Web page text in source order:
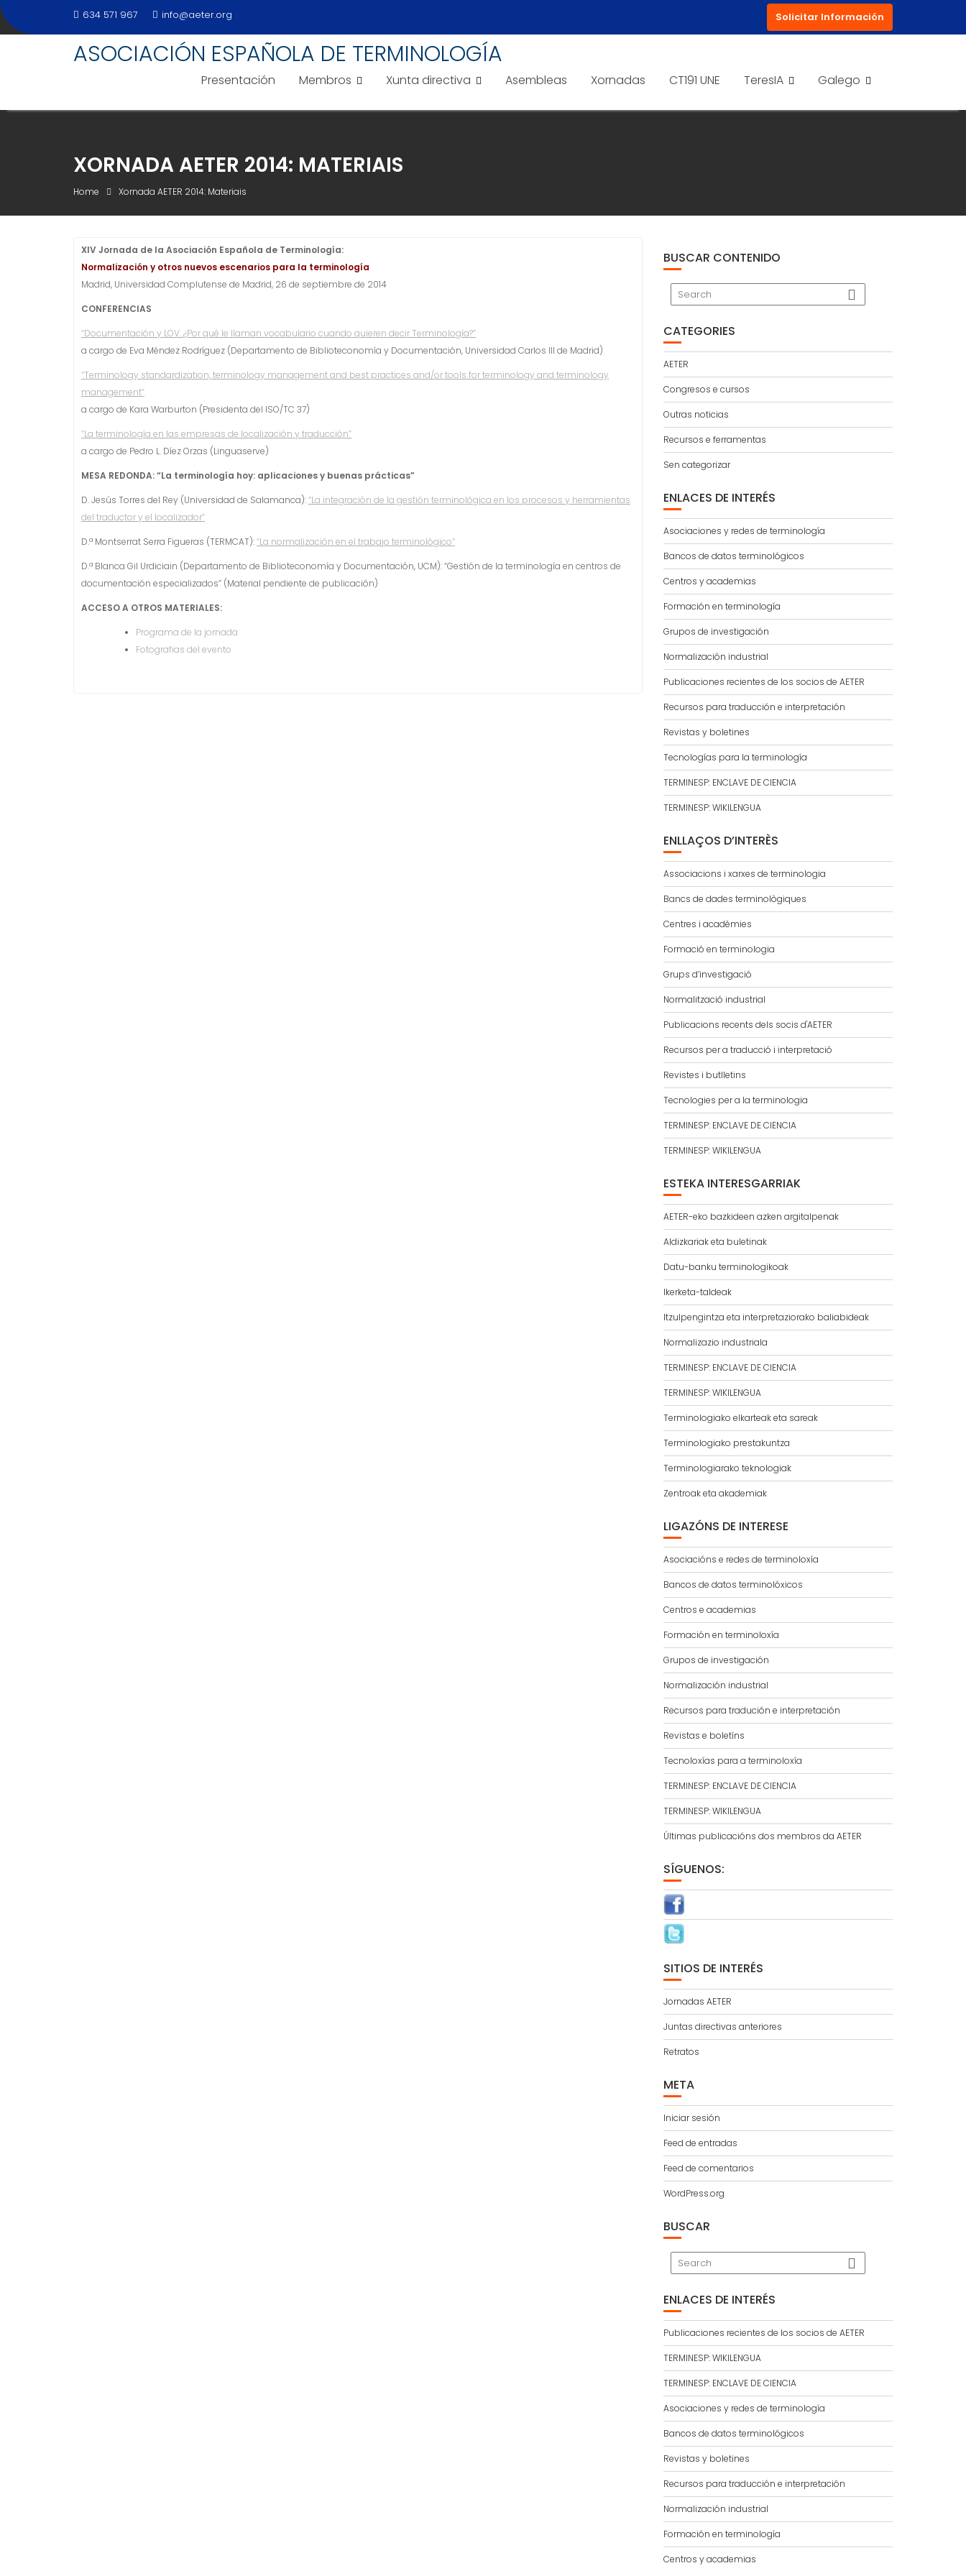
Skip
to
634 571 967 info@aeter.org Solicitar Información
ASOCIACIÓN ESPAÑOLA DE TERMINOLOGÍA
Presentación Membros Xunta directiva Asembleas Xornadas CT191 UNE TeresIA Galego
XORNADA AETER 2014: MATERIAIS
Home Xornada AETER 2014: Materiais
XIV Jornada de la Asociación Española de Terminología:
Normalización y otros nuevos escenarios para la terminología
Madrid, Universidad Complutense de Madrid, 26 de septiembre de 2014
CONFERENCIAS
“Documentación y LOV. ¿Por qué le llaman vocabulario cuando quieren decir Terminología?”
a cargo de Eva Méndez Rodríguez (Departamento de Biblioteconomía y Documentación, Universidad Carlos III de Madrid)
“Terminology standardization, terminology management and best practices and/or tools for terminology and terminology
management”
a cargo de Kara Warburton (Presidenta del ISO/TC 37)
“La terminología en las empresas de localización y traducción”
a cargo de Pedro L. Díez Orzas (Linguaserve)
MESA REDONDA: “La terminología hoy: aplicaciones y buenas prácticas”
D. Jesús Torres del Rey (Universidad de Salamanca):“La integración de la gestión terminológica en los procesos y herramientas
del traductor y el localizador”
D.ª Montserrat Serra Figueras (TERMCAT):“La normalización en el trabajo terminológico”
D.ª Blanca Gil Urdiciain (Departamento de Biblioteconomía y Documentación, UCM): “Gestión de la terminología en centros de
documentación especializados” (Material pendiente de publicación)
ACCESO A OTROS MATERIALES:
Programa de la jornada
Fotografias del evento
BUSCAR CONTENIDO
CATEGORIES
AETER
Congresos e cursos
Outras noticias
Recursos e ferramentas
Sen categorizar
ENLACES DE INTERÉS
Asociaciones y redes de terminología
Bancos de datos terminológicos
Centros y academias
Formación en terminología
Grupos de investigación
Normalización industrial
Publicaciones recientes de los socios de AETER
Recursos para traducción e interpretación
Revistas y boletines
Tecnologías para la terminología
TERMINESP: ENCLAVE DE CIENCIA
TERMINESP: WIKILENGUA
ENLLAÇOS D’INTERÈS
Associacions i xarxes de terminologia
Bancs de dades terminològiques
Centres i acadèmies
Formació en terminologia
Grups d’investigació
Normalització industrial
Publicacions recents dels socis d'AETER
Recursos per a traducció i interpretació
Revistes i butlletins
Tecnologies per a la terminologia
TERMINESP: ENCLAVE DE CIENCIA
TERMINESP: WIKILENGUA
ESTEKA INTERESGARRIAK
AETER-eko bazkideen azken argitalpenak
Aldizkariak eta buletinak
Datu-banku terminologikoak
Ikerketa-taldeak
Itzulpengintza eta interpretaziorako baliabideak
Normalizazio industriala
TERMINESP: ENCLAVE DE CIENCIA
TERMINESP: WIKILENGUA
Terminologiako elkarteak eta sareak
Terminologiako prestakuntza
Terminologiarako teknologiak
Zentroak eta akademiak
LIGAZÓNS DE INTERESE
Asociacións e redes de terminoloxía
Bancos de datos terminolóxicos
Centros e academias
Formación en terminoloxía
Grupos de investigación
Normalización industrial
Recursos para tradución e interpretación
Revistas e boletíns
Tecnoloxías para a terminoloxía
TERMINESP: ENCLAVE DE CIENCIA
TERMINESP: WIKILENGUA
Últimas publicacións dos membros da AETER
SÍGUENOS:
SITIOS DE INTERÉS
Jornadas AETER
Juntas directivas anteriores
Retratos
META
Iniciar sesión
Feed de entradas
Feed de comentarios
WordPress.org
BUSCAR
ENLACES DE INTERÉS
Publicaciones recientes de los socios de AETER
TERMINESP: WIKILENGUA
TERMINESP: ENCLAVE DE CIENCIA
Asociaciones y redes de terminología
Bancos de datos terminológicos
Revistas y boletines
Recursos para traducción e interpretación
Normalización industrial
Formación en terminología
Centros y academias